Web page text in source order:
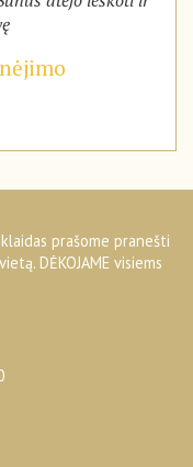
prašome pranešti
DĖKOJAME visiems